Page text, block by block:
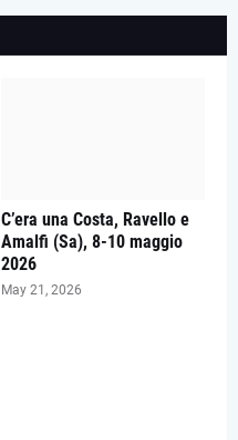
C’era una Costa, Ravello e
Amalfi (Sa), 8-10 maggio
2026
May 21, 2026